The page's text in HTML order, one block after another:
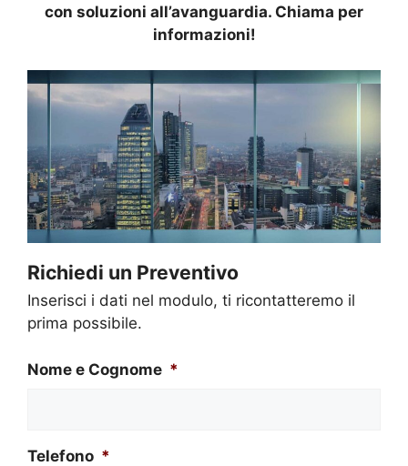
con soluzioni all’avanguardia. Chiama per
informazioni!
Richiedi un Preventivo
Inserisci i dati nel modulo, ti ricontatteremo il
prima possibile.
Nome e Cognome *
Telefono *